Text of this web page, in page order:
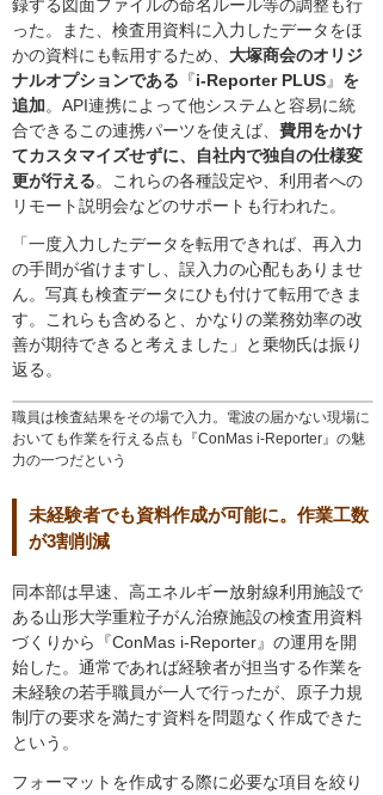
職員は検査結果をその場で入力。電波の届かない現場に
おいても作業を行える点も『ConMas i-Reporter』の魅
力の一つだという
録する図面ファイルの命名ルール等の調整も行
った。また、検査用資料に入力したデータをほ
かの資料にも転用するため、 大塚商会のオリジ
ナルオプションである 『i-Reporter PLUS』 を
追加。API連携によって他システムと容易に統
合できるこの連携パーツを使えば、 費用をかけ
てカスタマイズせずに、自社内で独自の仕様変
更が行える。これらの各種設定や、利用者への
リモート説明会などのサポートも行われた。
「一度入力したデータを転用できれば、再入力
の手間が省けますし、誤入力の心配もありませ
ん。写真も検査データにひも付けて転用できま
す。これらも含めると、かなりの業務効率の改
善が期待できると考えました」と乗物氏は振り
返る。
未経験者でも資料作成が可能に。作業工数
が3割削減
同本部は早速、高エネルギー放射線利用施設で
ある山形大学重粒子がん治療施設の検査用資料
づくりから『ConMas i-Reporter』の運用を開
始した。通常であれば経験者が担当する作業を
未経験の若手職員が一人で行ったが、原子力規
制庁の要求を満たす資料を問題なく作成できた
という。
フォーマットを作成する際に必要な項目を絞り